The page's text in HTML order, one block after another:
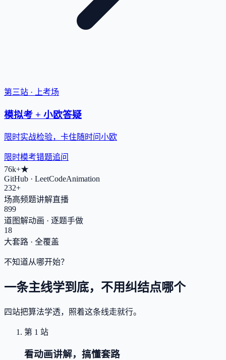
第三站 · 上考场
模拟考 + 小欧答疑
限时实战检验，卡住随时问小欧
限时模考错题追问
76k+★
GitHub · LeetCodeAnimation
232+
场高频题讲解直播
899
道图解动画 · 逐题手做
18
大套路 · 全覆盖
不知道从哪开始？
一条主线学到底，不用纠结点哪个
四站把算法学透，照着这条线走就行。
第 1 站
看动画讲解，搞懂套路